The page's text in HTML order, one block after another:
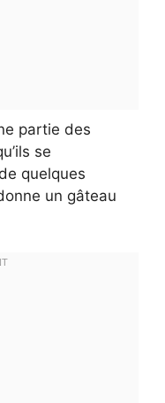
partie des
se
quelques
un gâteau